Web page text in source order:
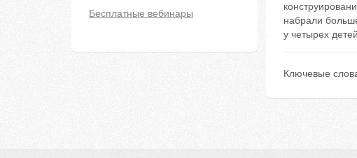
Бесплатные вебинары
набрали
у четырех
Ключевые